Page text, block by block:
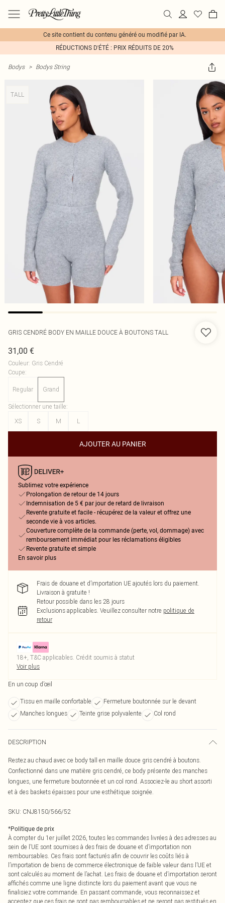
Ce site contient du contenu généré ou modifié par IA.
RÉDUCTIONS D'ÉTÉ : PRIX RÉDUITS DE 20%
Bodys > Bodys String
TALL
GRIS CENDRÉ BODY EN MAILLE DOUCE À BOUTONS TALL
31,00 €
Couleur: Gris Cendré
Coupe:
Regular Grand
Sélectionner une taille:
XS
S M L
AJOUTER AU PANIER
Sublimez votre expérience
Prolongation de retour de 14 jours
Indemnisation de 5 € par jour de retard de livraison
Revente gratuite et facile - récupérez de la valeur et offrez une
seconde vie à vos articles.
Couverture complète de la commande (perte, vol, dommage) avec
remboursement immédiat pour les réclamations éligibles
Revente gratuite et simple
En savoir plus
Frais de douane et d’importation UE ajoutés lors du paiement.
Livraison à gratuite !
Retour possible dans les 28 jours
Exclusions applicables. Veuillez consulter notre politique de
retour
18+, T&C applicables. Crédit soumis à statut
Voir plus
En un coup d’œil
Tissu en maille confortable
Fermeture boutonnée sur le devant
Manches longues
Teinte grise polyvalente Col rond
DESCRIPTION
Restez au chaud avec ce body tall en maille douce gris cendré à boutons.
Confectionné dans une matière gris cendré, ce body présente des manches
longues, une fermeture boutonnée et un col rond. Associez-le au short assorti
et à des baskets épaisses pour une esthétique soignée.
SKU: CNJ8150/566/52
*Politique de prix
À compter du 1er juillet 2026, toutes les commandes livrées à des adresses au
sein de l’UE sont soumises à des frais de douane et d’importation non
remboursables. Ces frais sont facturés afin de couvrir les coûts liés à
l’importation de biens de commerce électronique de faible valeur dans l’UE et
sont calculés au moment de l’achat. Les frais de douane et d’importation seront
affichés comme une ligne distincte lors du paiement avant que vous ne
finalisiez votre commande. En passant commande, vous reconnaissez et
acceptez que ces frais ne sont pas remboursables et ne seront pas restitués en